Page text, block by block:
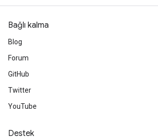
Bağlı kalma
Blog
Forum
GitHub
Twitter
YouTube
Destek